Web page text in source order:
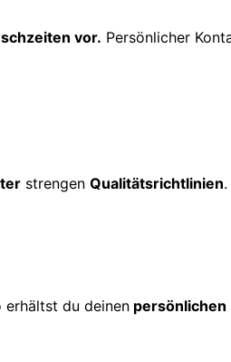
vor. Persönlicher
strengen Qualitätsrichtlinien.
erhältst du deinen persönlichen